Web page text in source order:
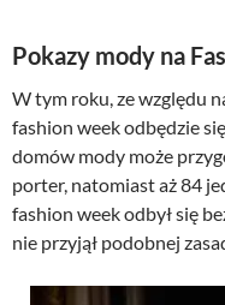
Pokazy mody na
W tym roku, ze względu
fashion week odbędzie
domów mody może
porter, natomiast aż 84
fashion week odbył się
nie przyjął podobnej